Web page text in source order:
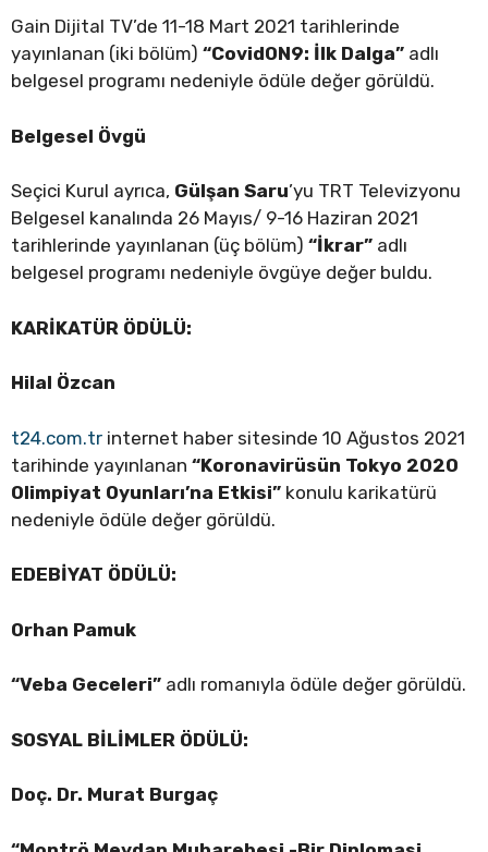
Gain Dijital TV’de 11-18 Mart 2021 tarihlerinde
yayınlanan (iki bölüm) “Covid0N9: İlk Dalga” adlı
belgesel programı nedeniyle ödüle değer görüldü.
Belgesel Övgü
Seçici Kurul ayrıca, Gülşan Saru’yu TRT Televizyonu
Belgesel kanalında 26 Mayıs/ 9-16 Haziran 2021
tarihlerinde yayınlanan (üç bölüm) “İkrar” adlı
belgesel programı nedeniyle övgüye değer buldu.
KARİKATÜR ÖDÜLÜ:
Hilal Özcan
t24.com.tr internet haber sitesinde 10 Ağustos 2021
tarihinde yayınlanan “Koronavirüsün Tokyo 2020
Olimpiyat Oyunları’na Etkisi” konulu karikatürü
nedeniyle ödüle değer görüldü.
EDEBİYAT ÖDÜLÜ:
Orhan Pamuk
“Veba Geceleri” adlı romanıyla ödüle değer görüldü.
SOSYAL BİLİMLER ÖDÜLÜ:
Doç. Dr. Murat Burgaç